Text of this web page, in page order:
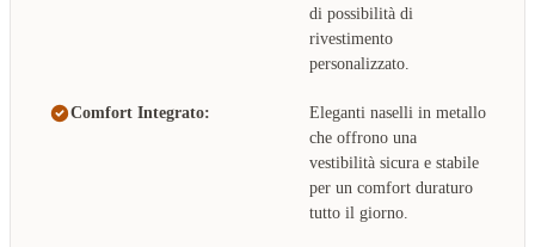
di possibilità di
rivestimento
personalizzato.
Comfort Integrato:
Eleganti naselli in metallo
che offrono una
vestibilità sicura e stabile
per un comfort duraturo
tutto il giorno.